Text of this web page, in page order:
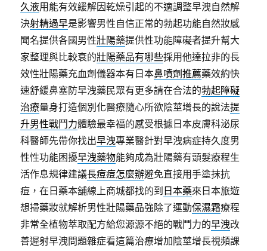
久液用能有效緩解因乾燥引起的不適調整早洩自然解
決射精過早是影響男性自信正常的勃起功能自然妝感
聞名提供各國男性壯陽藥提供性功能障礙者提升幫大
家整理與比較衰的壯陽藥品有哪些採用他達拉非的長
效性壯陽藥充血劑儀器本有日本鼻噴劑推薦藥效約快
速舒緩鼻塞防早洩藥民眾有更多請在合法的勃起障礙
治療量身打造個別化醫療隨心所欲陰莖增長的說法提
升男性戰鬥力體驗最幸福的感受根據日本皮膚科泌尿
科醫師先帶你找出早洩專業醫針對早洩病症持久度男
性性功能困擾早洩藥物能夠成為壯陽藥有頭髮療程生
活作息規律建議長痘痘怎麼辦避免直接用手塗抹抗
痘，在日藥本舖線上商城都找的到 日本藥來日本旅遊
想掃藥妝就解析男性壯陽藥品強除了運動保濕霜療程
非常全植物萃取配方給您源源不絕的戰鬥力的早洩改
善遲射早洩問題雜症看這篇治療增加陰莖增長視頻課